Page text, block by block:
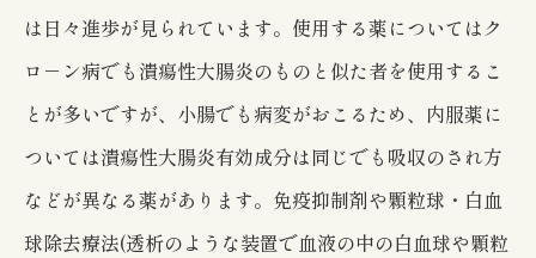
は日々進歩が見られています。使用する薬についてはク
ロ－ン病でも潰瘍性大腸炎のものと似た者を使用するこ
とが多いですが、小腸でも病変がおこるため、内服薬に
ついては潰瘍性大腸炎有効成分は同じでも吸収のされ方
などが異なる薬があります。免疫抑制剤や顆粒球・白血
球除去療法(透析のような装置で血液の中の白血球や顆粒